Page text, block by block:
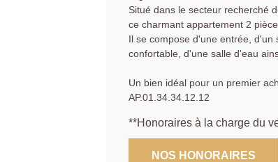
Situé dans le secteur recherché
ce charmant appartement 2
Il se compose d'une entrée,
confortable, d'une salle d'eau
Un bien idéal pour un premier
AP.01.34.34.12.12
**Honoraires à la charge du
NOS HONORAIRES